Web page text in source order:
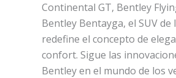
Continental GT, Bentley
Bentley Bentayga, el SUV de
redefine el concepto de
confort. Sigue las
Bentley en el mundo de los